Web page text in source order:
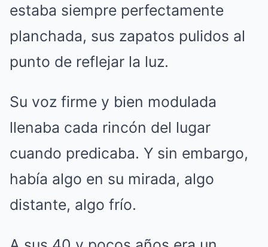
estaba siempre perfectamente
planchada, sus zapatos pulidos al
punto de reflejar la luz.
Su voz firme y bien modulada
llenaba cada rincón del lugar
cuando predicaba. Y sin embargo,
había algo en su mirada, algo
distante, algo frío.